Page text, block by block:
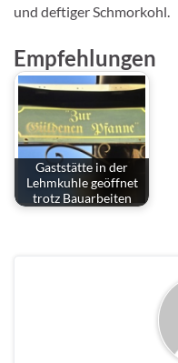
und deftiger Schmorkohl.
Empfehlungen
Gaststätte in der
Lehmkuhle geöffnet
trotz Bauarbeiten